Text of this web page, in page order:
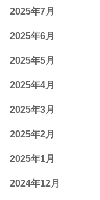
2025年7月
2025年6月
2025年5月
2025年4月
2025年3月
2025年2月
2025年1月
2024年12月